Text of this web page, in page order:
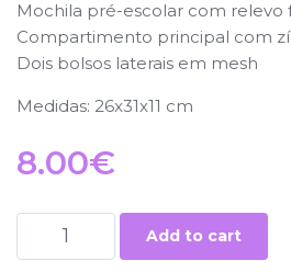
Mochila pré-escolar com relevo
Compartimento principal com
Dois bolsos laterais em mesh
Medidas: 26x31x11 cm
8.00€
Add to cart